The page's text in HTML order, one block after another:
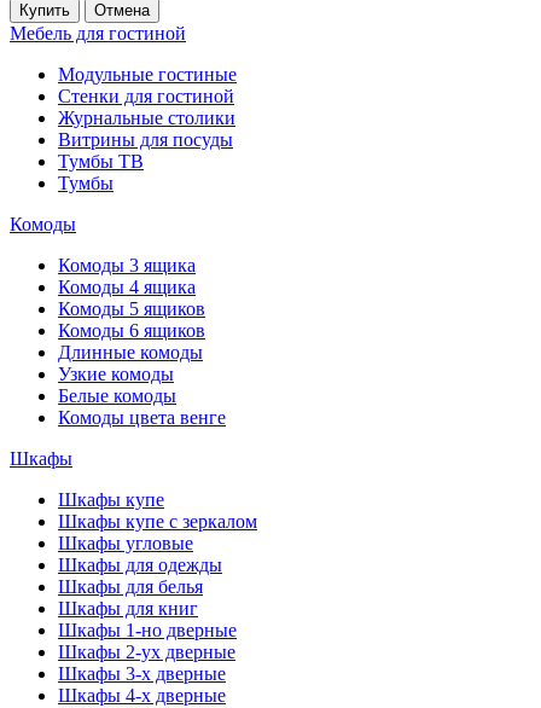
Купить
Отмена
Мебель для гостиной
Модульные гостиные
Стенки для гостиной
Журнальные столики
Витрины для посуды
Тумбы ТВ
Тумбы
Комоды
Комоды 3 ящика
Комоды 4 ящика
Комоды 5 ящиков
Комоды 6 ящиков
Длинные комоды
Узкие комоды
Белые комоды
Комоды цвета венге
Шкафы
Шкафы купе
Шкафы купе с зеркалом
Шкафы угловые
Шкафы для одежды
Шкафы для белья
Шкафы для книг
Шкафы 1-но дверные
Шкафы 2-ух дверные
Шкафы 3-х дверные
Шкафы 4-х дверные